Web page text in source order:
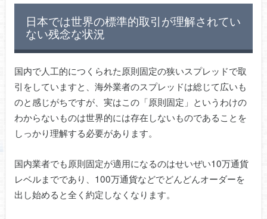
日本では世界の標準的取引が理解されてい
ない残念な状況
国内で人工的につくられた原則固定の狭いスプレッドで取
引をしていますと、海外業者のスプレッドは総じて広いも
のと感じがちですが、実はこの「原則固定」というわけの
わからないものは世界的には存在しないものであることを
しっかり理解する必要があります。
国内業者でも原則固定が適用になるのはせいぜい10万通貨
レベルまでであり、100万通貨などでどんどんオーダーを
出し始めると全く約定しなくなります。